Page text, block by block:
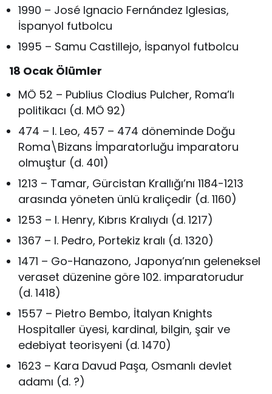
1990 – José Ignacio Fernández Iglesias,
İspanyol futbolcu
1995 – Samu Castillejo, İspanyol futbolcu
18 Ocak Ölümler
MÖ 52 – Publius Clodius Pulcher, Roma’lı
politikacı (d. MÖ 92)
474 – I. Leo, 457 – 474 döneminde Doğu
Roma\Bizans İmparatorluğu imparatoru
olmuştur (d. 401)
1213 – Tamar, Gürcistan Krallığı’nı 1184-1213
arasında yöneten ünlü kraliçedir (d. 1160)
1253 – I. Henry, Kıbrıs Kralıydı (d. 1217)
1367 – I. Pedro, Portekiz kralı (d. 1320)
1471 – Go-Hanazono, Japonya’nın geleneksel
veraset düzenine göre 102. imparatorudur
(d. 1418)
1557 – Pietro Bembo, İtalyan Knights
Hospitaller üyesi, kardinal, bilgin, şair ve
edebiyat teorisyeni (d. 1470)
1623 – Kara Davud Paşa, Osmanlı devlet
adamı (d. ?)